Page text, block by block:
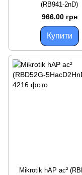
(RB941-2nD)
966.00 грн
Купити
Mikrotik hAP ac²